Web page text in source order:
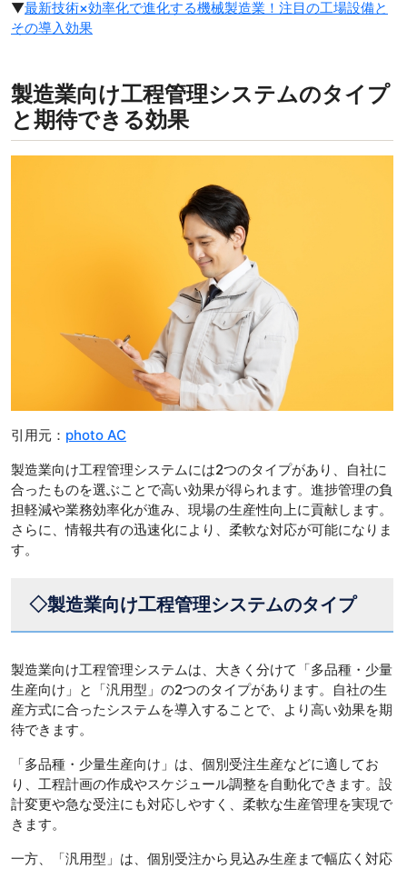
▼最新技術×効率化で進化する機械製造業！注目の工場設備と
その導入効果
製造業向け工程管理システムのタイプ
と期待できる効果
引用元： photo AC
製造業向け工程管理システムには2つのタイプがあり、自社に
合ったものを選ぶことで高い効果が得られます。進捗管理の負
担軽減や業務効率化が進み、現場の生産性向上に貢献します。
さらに、情報共有の迅速化により、柔軟な対応が可能になりま
す。
◇製造業向け工程管理システムのタイプ
製造業向け工程管理システムは、大きく分けて「多品種・少量
生産向け」と「汎用型」の2つのタイプがあります。自社の生
産方式に合ったシステムを導入することで、より高い効果を期
待できます。
「多品種・少量生産向け」は、個別受注生産などに適してお
り、工程計画の作成やスケジュール調整を自動化できます。設
計変更や急な受注にも対応しやすく、柔軟な生産管理を実現で
きます。
一方、「汎用型」は、個別受注から見込み生産まで幅広く対応